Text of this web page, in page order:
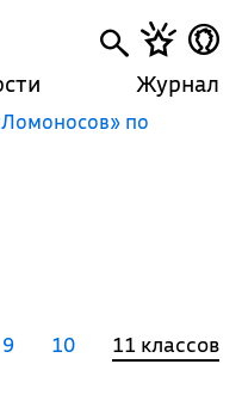
Журнал
по
9 10 11 классов